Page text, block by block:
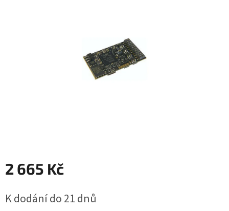
2 665 Kč
cena:
K dodání do 21 dnů